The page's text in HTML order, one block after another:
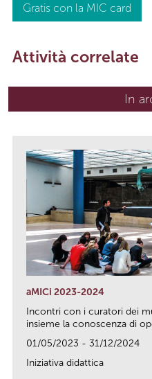
Gratis con la MIC card
Attività correlate
In
aMICi 2023-2024
Incontri con i curatori dei
insieme la conoscenza di
01/05/2023 - 31/12/2024
Iniziativa didattica